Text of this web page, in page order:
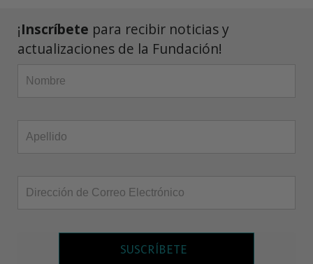
¡Inscríbete para recibir noticias y
actualizaciones de la Fundación!
SUSCRÍBETE